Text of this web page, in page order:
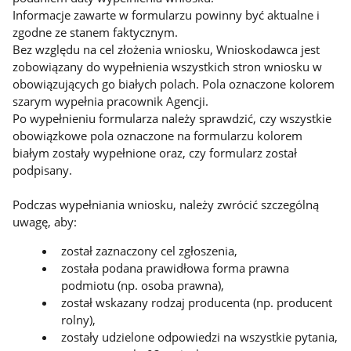
Informacje zawarte w formularzu powinny być aktualne i
zgodne ze stanem faktycznym.
Bez względu na cel złożenia wniosku, Wnioskodawca jest
zobowiązany do wypełnienia wszystkich stron wniosku w
obowiązujących go białych polach. Pola oznaczone kolorem
szarym wypełnia pracownik Agencji.
Po wypełnieniu formularza należy sprawdzić, czy wszystkie
obowiązkowe pola oznaczone na formularzu kolorem
białym zostały wypełnione oraz, czy formularz został
podpisany.
Podczas wypełniania wniosku, należy zwrócić szczególną
uwagę, aby:
został zaznaczony cel zgłoszenia,
została podana prawidłowa forma prawna
podmiotu (np. osoba prawna),
został wskazany rodzaj producenta (np. producent
rolny),
zostały udzielone odpowiedzi na wszystkie pytania,